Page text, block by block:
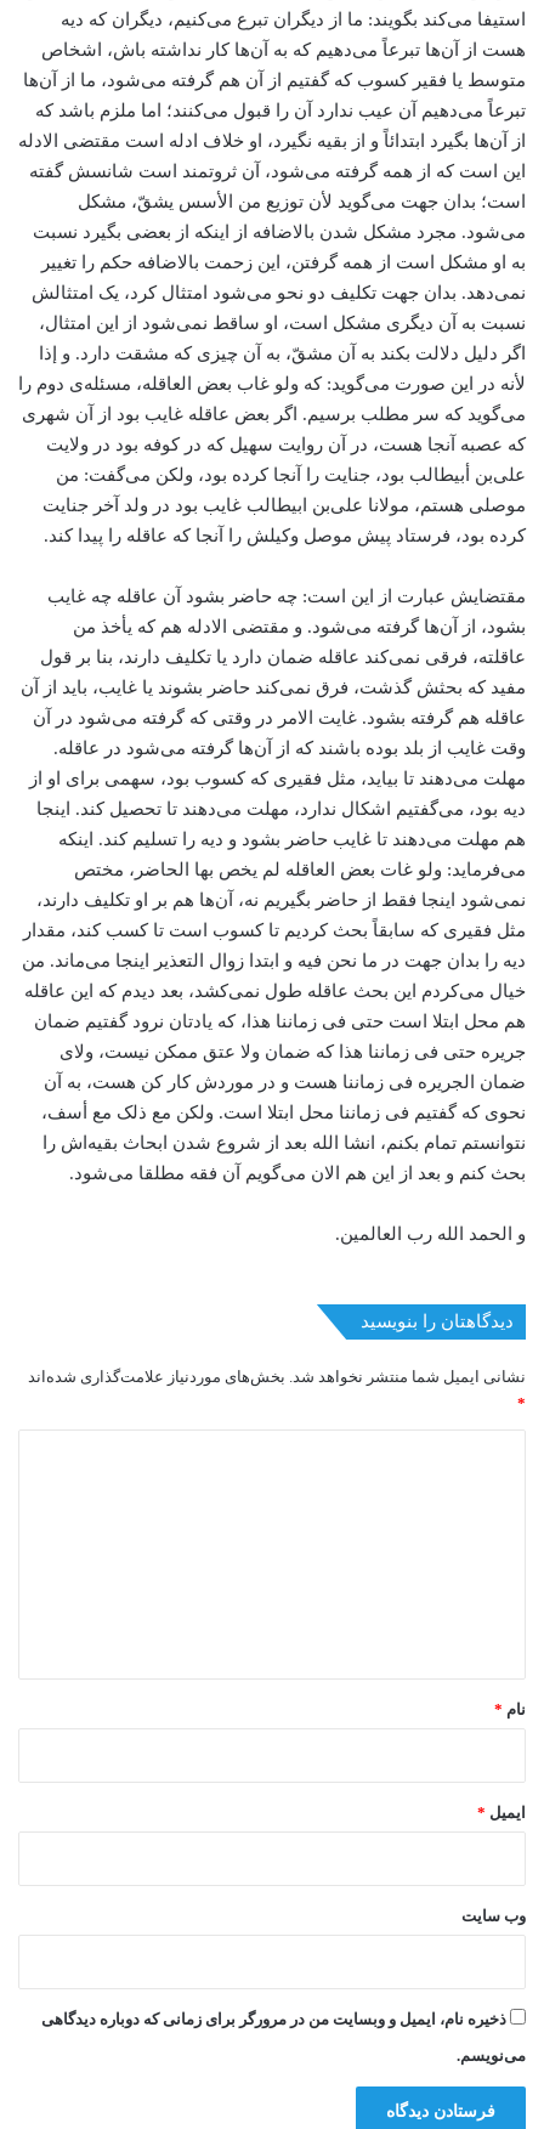
استیفا می‌کند بگویند: ما از دیگران تبرع می‌کنیم، دیگران که دیه
هست از آن‌ها تبرعاً می‌دهیم که به آن‌ها کار نداشته باش، اشخاص
متوسط یا فقیر کسوب که گفتیم از آن هم گرفته می‌شود، ما از آن‌ها
تبرعاً می‌دهیم آن عیب ندارد آن را قبول می‌کنند؛ اما ملزم باشد که
از آن‌ها بگیرد ابتدائاً و از بقیه نگیرد، او خلاف ادله است مقتضی الادله
این است که از همه گرفته می‌شود، آن ثروتمند است شانسش گفته
است؛ بدان جهت می‌گوید لأن توزیع من الأسس یشقّ، مشکل
می‌شود. مجرد مشکل شدن بالاضافه‌ از اینکه از بعضی بگیرد نسبت
به او مشکل است از همه گرفتن، این زحمت بالاضافه حکم را تغییر
نمی‌دهد. بدان جهت تکلیف دو نحو می‌شود امتثال کرد، یک امتثالش
نسبت به آن دیگری مشکل است، او ساقط نمی‌شود از این امتثال،
اگر دلیل دلالت بکند به آن مشقّ، به آن چیزی که مشقت دارد. و إذا
لأنه در این صورت می‌گوید: که ولو غاب بعض العاقله، مسئله‌ی دوم را
می‌گوید که سر مطلب برسیم. اگر بعض عاقله غایب بود از آن شهری
که عصبه آنجا هست، در آن روایت سهیل که در کوفه بود در ولایت
علی‌بن أبیطالب بود، جنایت را آنجا کرده بود، ولکن می‌گفت: من
موصلی هستم، مولانا علی‌بن ابیطالب غایب بود در ولد آخر جنایت
کرده بود، فرستاد پیش موصل وکیلش را آنجا که عاقله را پیدا کند.
مقتضایش عبارت از این است: چه حاضر بشود آن عاقله چه غایب
بشود، از آن‌ها گرفته می‌شود. و مقتضی الادله هم که یأخذ من
عاقلته، فرقی نمی‌کند عاقله ضمان دارد یا تکلیف دارند، بنا بر قول
مفید که بحثش گذشت، فرق نمی‌کند حاضر بشوند یا غایب، باید از آن
عاقله هم گرفته بشود. غایت الامر در وقتی که گرفته می‌شود در آن
وقت غایب از بلد بوده باشند که از آن‌ها گرفته می‌شود در عاقله.
مهلت می‌دهند تا بیاید، مثل فقیری که کسوب بود، سهمی برای او از
دیه بود، می‌گفتیم اشکال ندارد، مهلت می‌دهند تا تحصیل کند. اینجا
هم مهلت می‌دهند تا غایب حاضر بشود و دیه را تسلیم کند. اینکه
می‌فرماید: ولو غات بعض العاقله لم یخص بها الحاضر، مختص
نمی‌شود اینجا فقط از حاضر بگیریم نه، آن‌ها هم بر او تکلیف دارند،
مثل فقیری که سابقاً بحث کردیم تا کسوب است تا کسب کند، مقدار
دیه را بدان جهت در ما نحن فیه و ابتدا زوال التعذیر اینجا می‌ماند. من
خیال می‌کردم این بحث عاقله طول نمی‌کشد، بعد دیدم که این عاقله
هم محل ابتلا است حتی فی زماننا هذا، که یادتان نرود گفتیم ضمان
جریره حتی فی زماننا هذا که ضمان ولا عتق ممکن نیست، ولای
ضمان الجریره فی زماننا هست و در موردش کار کن هست، به آن
نحوی که گفتیم فی زماننا محل ابتلا است. ولکن مع ذلک مع أسف،
نتوانستم تمام بکنم، انشا الله بعد از شروع شدن ابحاث بقیه‌اش را
بحث کنم و بعد از این هم الان می‌گویم آن فقه مطلقا می‌شود.
و الحمد الله رب العالمین.
دیدگاهتان را بنویسید
نشانی ایمیل شما منتشر نخواهد شد. بخش‌های موردنیاز علامت‌گذاری شده‌اند
*
نام *
ایمیل *
وب‌ سایت
ذخیره نام، ایمیل و وبسایت من در مرورگر برای زمانی که دوباره دیدگاهی
می‌نویسم.